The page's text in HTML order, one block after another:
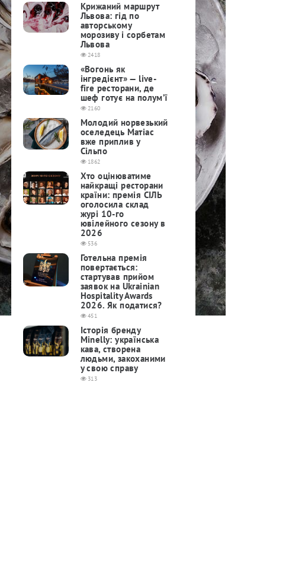
Крижаний маршрут
Львова: гід по
авторському
морозиву і сорбетам
Львова
2418
«Вогонь як
інгредієнт» — live-
fire ресторани, де
шеф готує на полум’ї
2160
Молодий норвезький
оселедець Матіас
вже приплив у
Сільпо
1862
Хто оцінюватиме
найкращі ресторани
країни: премія СІЛЬ
оголосила склад
журі 10-го
ювілейного сезону в
2026
536
Готельна премія
повертається:
cтартував прийом
заявок на Ukrainian
Hospitality Awards
2026. Як податися?
451
Історія бренду
Minelly: українська
кава, створена
людьми, закоханими
у свою справу
313